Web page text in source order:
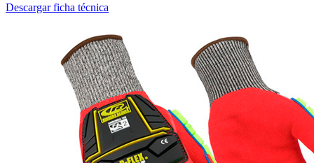
Descargar ficha técnica